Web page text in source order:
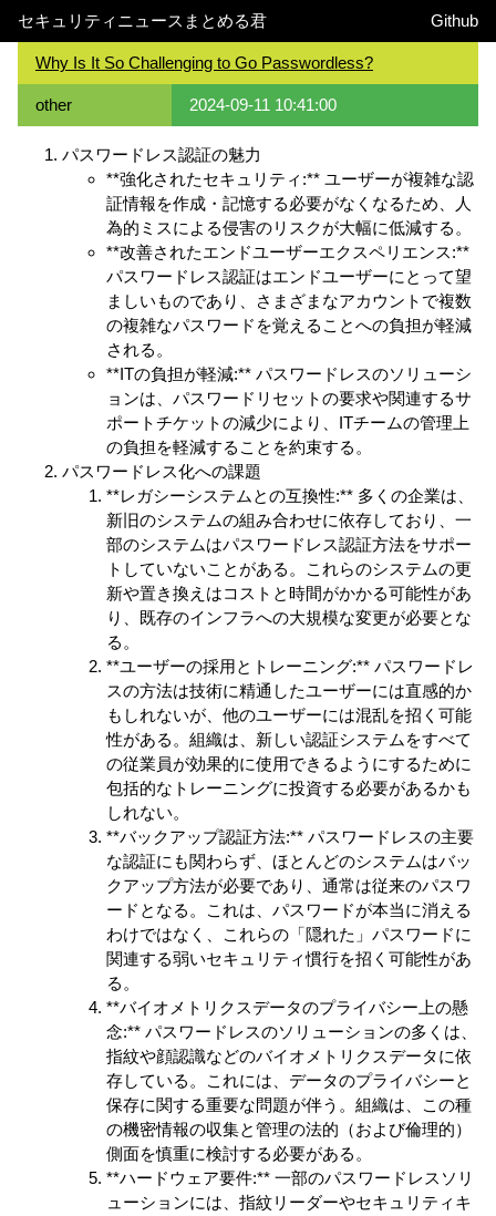
セキュリティニュースまとめる君 Github
Why Is It So Challenging to Go Passwordless?
other 2024-09-11 10:41:00
パスワードレス認証の魅力
**強化されたセキュリティ:** ユーザーが複雑な認
証情報を作成・記憶する必要がなくなるため、人
為的ミスによる侵害のリスクが大幅に低減する。
**改善されたエンドユーザーエクスペリエンス:**
パスワードレス認証はエンドユーザーにとって望
ましいものであり、さまざまなアカウントで複数
の複雑なパスワードを覚えることへの負担が軽減
される。
**ITの負担が軽減:** パスワードレスのソリューシ
ョンは、パスワードリセットの要求や関連するサ
ポートチケットの減少により、ITチームの管理上
の負担を軽減することを約束する。
パスワードレス化への課題
**レガシーシステムとの互換性:** 多くの企業は、
新旧のシステムの組み合わせに依存しており、一
部のシステムはパスワードレス認証方法をサポー
トしていないことがある。これらのシステムの更
新や置き換えはコストと時間がかかる可能性があ
り、既存のインフラへの大規模な変更が必要とな
る。
**ユーザーの採用とトレーニング:** パスワードレ
スの方法は技術に精通したユーザーには直感的か
もしれないが、他のユーザーには混乱を招く可能
性がある。組織は、新しい認証システムをすべて
の従業員が効果的に使用できるようにするために
包括的なトレーニングに投資する必要があるかも
しれない。
**バックアップ認証方法:** パスワードレスの主要
な認証にも関わらず、ほとんどのシステムはバッ
クアップ方法が必要であり、通常は従来のパスワ
ードとなる。これは、パスワードが本当に消える
わけではなく、これらの「隠れた」パスワードに
関連する弱いセキュリティ慣行を招く可能性があ
る。
**バイオメトリクスデータのプライバシー上の懸
念:** パスワードレスのソリューションの多くは、
指紋や顔認識などのバイオメトリクスデータに依
存している。これには、データのプライバシーと
保存に関する重要な問題が伴う。組織は、この種
の機密情報の収集と管理の法的（および倫理的）
側面を慎重に検討する必要がある。
**ハードウェア要件:** 一部のパスワードレスソリ
ューションには、指紋リーダーやセキュリティキ